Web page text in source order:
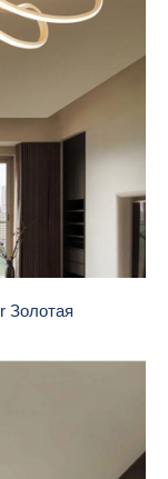
Золотая